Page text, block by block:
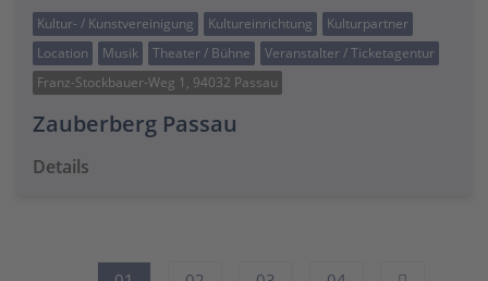
Kultur- / Kunstvereinigung Kultureinrichtung
Kulturpartner
Location
Musik Theater / Bühne
Veranstalter / Ticketagentur
Franz-Stockbauer-Weg 1, 94032 Passau
Zauberberg Passau
Details